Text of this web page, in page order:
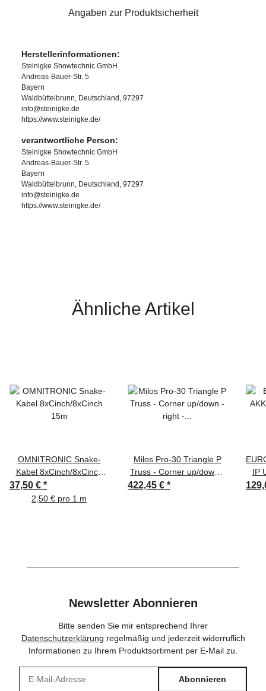
Angaben zur Produktsicherheit
Herstellerinformationen:
Steinigke Showtechnic GmbH
Andreas-Bauer-Str. 5
Bayern
Waldbüttelbrunn, Deutschland, 97297
info@steinigke.de
https://www.steinigke.de/
verantwortliche Person:
Steinigke Showtechnic GmbH
Andreas-Bauer-Str. 5
Bayern
Waldbüttelbrunn, Deutschland, 97297
info@steinigke.de
https://www.steinigke.de/
Ähnliche Artikel
OMNITRONIC Snake-
Kabel 8xCinch/8xCinch
37,50 € *
2,50 € pro 1 m
Milos Pro-30 Triangle P
Truss - Corner up/down -
right - 74 cm ACB44 - 90°
422,45 € *
IP
Newsletter Abonnieren
Bitte senden Sie mir entsprechend Ihrer
Datenschutzerklärung regelmäßig und jederzeit widerruflich
Informationen zu Ihrem Produktsortiment per E-Mail zu.
Abonnieren